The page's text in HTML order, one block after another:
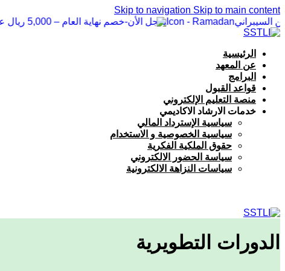
Skip to navigation Skip to main content
خصم نهاية العام – 5,000 ريال على دبلوم إدارة التمريض-سجل الأن
الرئيسية
عن المعهد
البرامج
قواعد القبول
منصة التعليم الإلكتروني
خدمات الارشاد الاكاديمي
سياسية الإسترداد المالي
سياسية الخصوصية و الاستخدام
حقوق الملكية الفكرية
سياسة الحضور الالكتروني
سياسات النزاهة الالكترونية
الدورات التطويرية